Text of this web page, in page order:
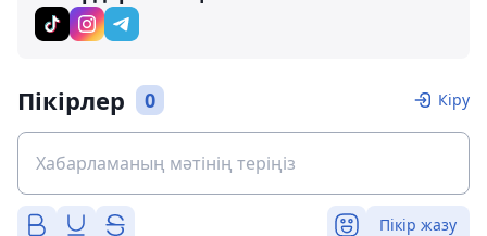
Пікірлер 0 Кіру
Пікір жазу